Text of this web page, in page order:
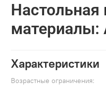
материалы:
Характеристики
Возрастные ограничения: